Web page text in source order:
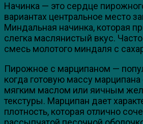
Начинка — это сердце
вариантах центральное место
Миндальная начинка, которая
слегка маслянистый вкус.
смесь молотого миндаля с
Пирожное с марципаном —
когда готовую массу
мягким маслом или яичным
текстуры. Марципан дает
плотность, которая отлично